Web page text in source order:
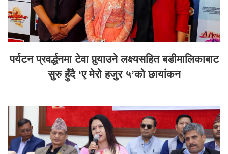
पर्यटन प्रवर्द्धनमा टेवा पुर्‍याउने लक्ष्यसहित बडीमालिकाबाट
सुरु हुँदै ‘ए मेरो हजुर ५’को छायांकन